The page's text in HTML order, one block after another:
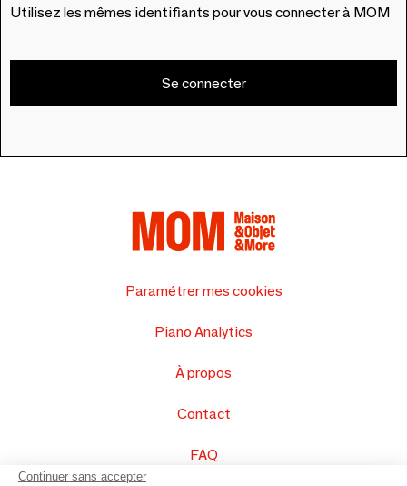
Utilisez les mêmes identifiants pour vous connecter à MOM
Se connecter
Paramétrer mes cookies
Piano Analytics
À propos
Contact
FAQ
Continuer sans accepter